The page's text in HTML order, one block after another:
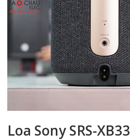
Loa Sony SRS-XB33